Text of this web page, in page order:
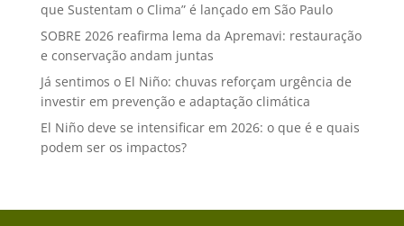
que Sustentam o Clima” é lançado em São Paulo
SOBRE 2026 reafirma lema da Apremavi: restauração
e conservação andam juntas
Já sentimos o El Niño: chuvas reforçam urgência de
investir em prevenção e adaptação climática
El Niño deve se intensificar em 2026: o que é e quais
podem ser os impactos?